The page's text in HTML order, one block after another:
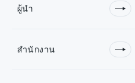
ผู้นำ
สำนักงาน